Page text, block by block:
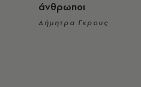
άνθρωποι
Δήμητρα Γκρους